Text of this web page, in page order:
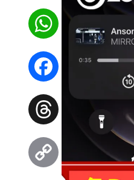
WhatsApp
Facebook
Threads